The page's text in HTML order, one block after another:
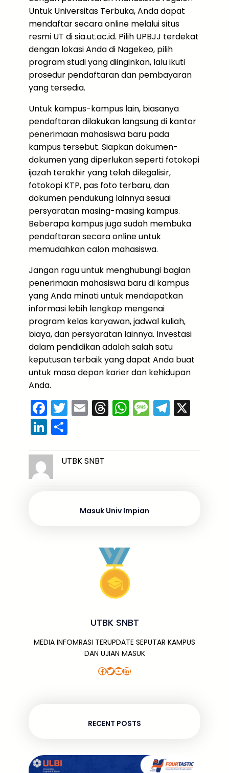
Untuk Universitas Terbuka, Anda dapat
mendaftar secara online melalui situs
resmi UT di sia.ut.ac.id. Pilih UPBJJ terdekat
dengan lokasi Anda di Nagekeo, pilih
program studi yang diinginkan, lalu ikuti
prosedur pendaftaran dan pembayaran
yang tersedia.
Untuk kampus-kampus lain, biasanya
pendaftaran dilakukan langsung di kantor
penerimaan mahasiswa baru pada
kampus tersebut. Siapkan dokumen-
dokumen yang diperlukan seperti fotokopi
ijazah terakhir yang telah dilegalisir,
fotokopi KTP, pas foto terbaru, dan
dokumen pendukung lainnya sesuai
persyaratan masing-masing kampus.
Beberapa kampus juga sudah membuka
pendaftaran secara online untuk
memudahkan calon mahasiswa.
Jangan ragu untuk menghubungi bagian
penerimaan mahasiswa baru di kampus
yang Anda minati untuk mendapatkan
informasi lebih lengkap mengenai
program kelas karyawan, jadwal kuliah,
biaya, dan persyaratan lainnya. Investasi
dalam pendidikan adalah salah satu
keputusan terbaik yang dapat Anda buat
untuk masa depan karier dan kehidupan
Anda.
F
a
c
e
b
o
T
w
er
E
m
l
T
hr
a
s
W
h
ts
p
p
M
e
s
g
T
el
gr
m
Li
n
k
e
dI
ar
UTBK SNBT
Masuk Univ Impian
UTBK SNBT
MEDIA INFOMRASI TERUPDATE SEPUTAR KAMPUS
DAN UJIAN MASUK
Facebook Twitter YouTube LinkedIn
RECENT POSTS